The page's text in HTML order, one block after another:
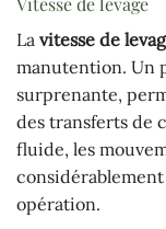
La vitesse de
manutention. Un
surprenante,
des transferts de
fluide, les
opération.